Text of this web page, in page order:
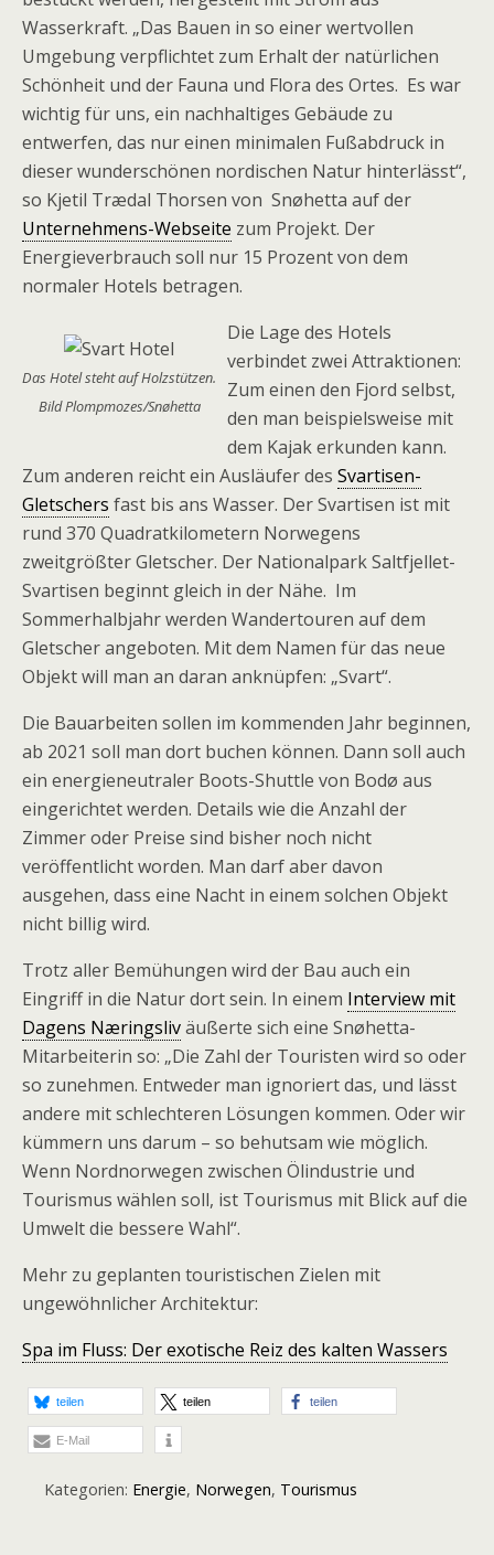
Wasserkraft. „Das Bauen in so einer wertvollen
Umgebung verpflichtet zum Erhalt der natürlichen
Schönheit und der Fauna und Flora des Ortes. Es war
wichtig für uns, ein nachhaltiges Gebäude zu
entwerfen, das nur einen minimalen Fußabdruck in
dieser wunderschönen nordischen Natur hinterlässt“,
so Kjetil Trædal Thorsen von Snøhetta auf der
Unternehmens-Webseite zum Projekt. Der
Energieverbrauch soll nur 15 Prozent von dem
normaler Hotels betragen.
Das Hotel steht auf Holzstützen.
Bild Plompmozes/Snøhetta
Die Lage des Hotels
verbindet zwei Attraktionen:
Zum einen den Fjord selbst,
den man beispielsweise mit
dem Kajak erkunden kann.
Zum anderen reicht ein Ausläufer des Svartisen-
Gletschers fast bis ans Wasser. Der Svartisen ist mit
rund 370 Quadratkilometern Norwegens
zweitgrößter Gletscher. Der Nationalpark Saltfjellet-
Svartisen beginnt gleich in der Nähe. Im
Sommerhalbjahr werden Wandertouren auf dem
Gletscher angeboten. Mit dem Namen für das neue
Objekt will man an daran anknüpfen: „Svart“.
Die Bauarbeiten sollen im kommenden Jahr beginnen,
ab 2021 soll man dort buchen können. Dann soll auch
ein energieneutraler Boots-Shuttle von Bodø aus
eingerichtet werden. Details wie die Anzahl der
Zimmer oder Preise sind bisher noch nicht
veröffentlicht worden. Man darf aber davon
ausgehen, dass eine Nacht in einem solchen Objekt
nicht billig wird.
Trotz aller Bemühungen wird der Bau auch ein
Eingriff in die Natur dort sein. In einem Interview mit
Dagens Næringsliväußerte sich eine Snøhetta-
Mitarbeiterin so: „Die Zahl der Touristen wird so oder
so zunehmen. Entweder man ignoriert das, und lässt
andere mit schlechteren Lösungen kommen. Oder wir
kümmern uns darum – so behutsam wie möglich.
Wenn Nordnorwegen zwischen Ölindustrie und
Tourismus wählen soll, ist Tourismus mit Blick auf die
Umwelt die bessere Wahl“.
Mehr zu geplanten touristischen Zielen mit
ungewöhnlicher Architektur:
Spa im Fluss: Der exotische Reiz des kalten Wassers
teilen teilen teilen
E-Mail
Kategorien: Energie, Norwegen, Tourismus